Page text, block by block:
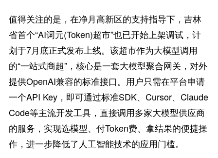
值得关注的是，在净月高新区的支持指导下，吉林
省首个“AI词元(Token)超市”也已开始上架调试，计
划于7月底正式发布上线。该超市作为大模型调用
的“一站式商超”，核心是一套大模型聚合网关，对外
提供OpenAI兼容的标准接口。用户只需在平台申请
一个API Key，即可通过标准SDK、Cursor、Claude
Code等主流开发工具，直接调用多家大模型供应商
的服务，实现选模型、付Token费、拿结果的便捷操
作，进一步降低了人工智能技术的应用门槛。